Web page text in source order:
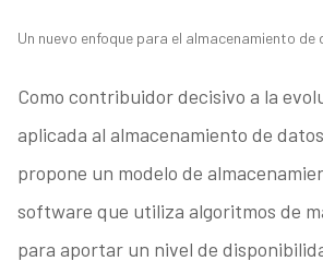
Un nuevo enfoque para el almacenamiento
Como contribuidor decisivo a la
aplicada al almacenamiento de
propone un modelo de
software que utiliza algoritmos de
para aportar un nivel de